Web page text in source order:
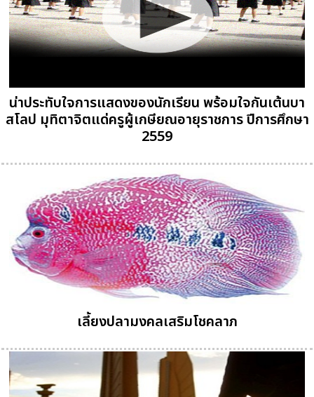
น่าประทับใจการแสดงของนักเรียน พร้อมใจกันเต้นบา
สโลป มุทิตาจิตแด่ครูผู้เกษียณอายุราชการ ปีการศึกษา
2559
เลี้ยงปลามงคลเสริมโชคลาภ